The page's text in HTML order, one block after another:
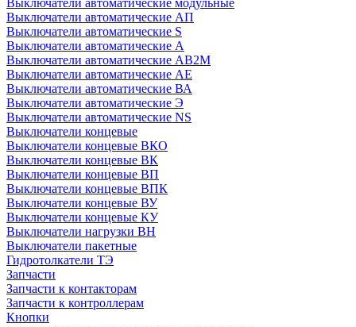
Выключатели автоматические модульные
Выключатели автоматические АП
Выключатели автоматические S
Выключатели автоматические А
Выключатели автоматические АВ2М
Выключатели автоматические АЕ
Выключатели автоматические ВА
Выключатели автоматические Э
Выключатели автоматические NS
Выключатели концевые
Выключатели концевые ВКО
Выключатели концевые ВК
Выключатели концевые ВП
Выключатели концевые ВПК
Выключатели концевые ВУ
Выключатели концевые КУ
Выключатели нагрузки ВН
Выключатели пакетные
Гидротолкатели ТЭ
Запчасти
Запчасти к контакторам
Запчасти к контроллерам
Кнопки